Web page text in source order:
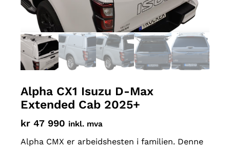
Alpha CX1 Isuzu D-Max
Extended Cab 2025+
kr 47 990 inkl. mva
Alpha CMX er arbeidshesten i familien. Denne